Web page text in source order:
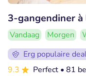
3-gangendiner
Vandaag Morgen
Erg populaire
9.3
Perfect • 81